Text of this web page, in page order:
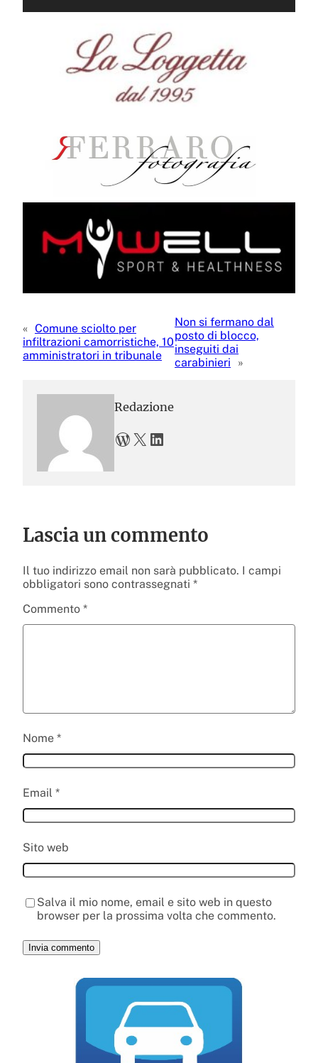
« Comune sciolto per
infiltrazioni camorristiche, 10
amministratori in tribunale
Non si fermano dal
posto di blocco,
inseguiti dai
carabinieri
»
Redazione
WordPress X LinkedIn
Lascia un commento
Il tuo indirizzo email non sarà pubblicato. I campi
obbligatori sono contrassegnati *
Commento *
Nome *
Email *
Sito web
Salva il mio nome, email e sito web in questo
browser per la prossima volta che commento.